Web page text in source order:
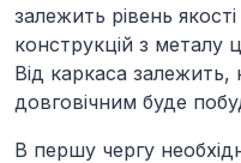
залежить рівень
конструкцій з металу
Від каркаса залежить,
довговічним буде
В першу чергу